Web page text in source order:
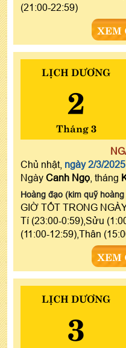
(21:00-22:59)
XEM
LỊCH DƯƠNG
2
Tháng 3
Chủ nhật, ngày 2/3/2025
Ngày Canh Ngọ , tháng
Hoàng đạo (kim quỹ
GIỜ TỐT TRONG
Tí (23:00-0:59),Sửu
(11:00-12:59),Thân
XEM
LỊCH DƯƠNG
3